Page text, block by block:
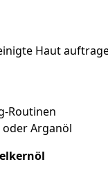
Haut
Routinen
Arganöl